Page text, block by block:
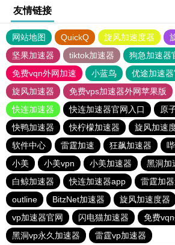
友情链接
网站地图 QuickQ 旋风加速度器
坚果加速器
tiktok加速器
狗急加速器
免费vqn外网加速
小蓝鸟 优途加速
旋风加速器
免费vps加速器外网苹果版
快连加速器
快连加速器官网入口
原
快鸭加速器
快柠檬加速器 旋风加速
软件中心
雷霆加速 狂飙加速器
小美
小美vpn 小美加速器
黑洞加
白鲸加速器
快连加速器app 雷霆加
outline
BitzNet加速器 旋风加速度器
vp加速器官网
闪电猫加速器
免费
黑洞vp永久加速器
雷霆vp加速器